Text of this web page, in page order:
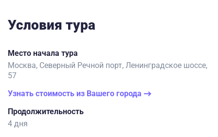
Условия тура
Место начала тура
Москва, Северный Речной порт, Ленинградское шоссе,
57
Узнать стоимость из Вашего города
Продолжительность
4 дня